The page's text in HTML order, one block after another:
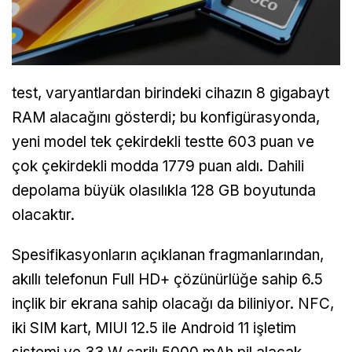
test, varyantlardan birindeki cihazın 8 gigabayt
RAM alacağını gösterdi; bu konfigürasyonda,
yeni model tek çekirdekli testte 603 puan ve
çok çekirdekli modda 1779 puan aldı. Dahili
depolama büyük olasılıkla 128 GB boyutunda
olacaktır.
Spesifikasyonların açıklanan fragmanlarından,
akıllı telefonun Full HD+ çözünürlüğe sahip 6.5
inçlik bir ekrana sahip olacağı da biliniyor. NFC,
iki SIM kart, MIUI 12.5 ile Android 11 işletim